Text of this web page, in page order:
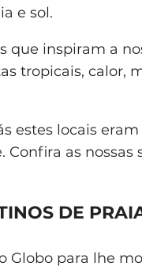
e sol.
que inspiram a
tropicais, calor,
estes locais
as nossas
DE
Globo para lhe